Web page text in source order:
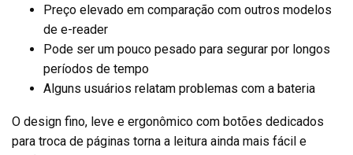
Preço elevado em comparação com outros modelos
de e-reader
Pode ser um pouco pesado para segurar por longos
períodos de tempo
Alguns usuários relatam problemas com a bateria
O design fino, leve e ergonômico com botões dedicados
para troca de páginas torna a leitura ainda mais fácil e